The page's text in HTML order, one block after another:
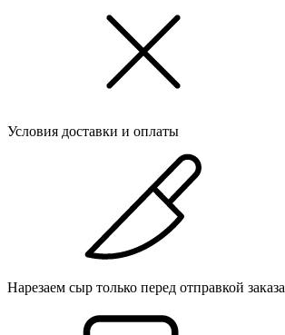
Условия доставки и оплаты
Нарезаем сыр только перед отправкой заказа